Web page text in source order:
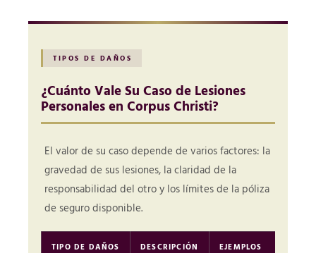
TIPOS DE DAÑOS
¿Cuánto Vale Su Caso de Lesiones
Personales en Corpus Christi?
El valor de su caso depende de varios factores: la
gravedad de sus lesiones, la claridad de la
responsabilidad del otro y los límites de la póliza
de seguro disponible.
TIPO DE DAÑOS DESCRIPCIÓN EJEMPLOS